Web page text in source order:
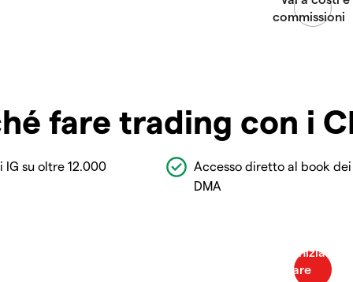
fare trading con i
IG su oltre 12.000
Accesso diretto al book
DMA